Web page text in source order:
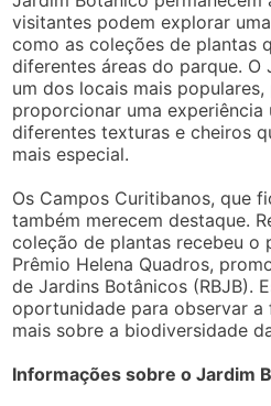
visitantes podem explorar
como as coleções de plantas
diferentes áreas do parque. O
um dos locais mais
proporcionar uma
diferentes texturas e cheiros
mais especial.
Os Campos Curitibanos, que
também merecem destaque.
coleção de plantas recebeu o
Prêmio Helena Quadros,
de Jardins Botânicos (RBJB).
oportunidade para observar
mais sobre a biodiversidade
Informações sobre o Jardim